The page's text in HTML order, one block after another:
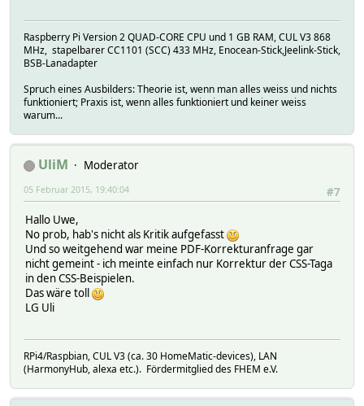
Raspberry Pi Version 2 QUAD-CORE CPU und 1 GB RAM, CUL V3 868
MHz, stapelbarer CC1101 (SCC) 433 MHz, Enocean-Stick,Jeelink-Stick,
BSB-Lanadapter
Spruch eines Ausbilders: Theorie ist, wenn man alles weiss und nichts
funktioniert; Praxis ist, wenn alles funktioniert und keiner weiss
warum...
UliM
Moderator
#7
05 Februar 2015, 19:40:04
Hallo Uwe,
No prob, hab's nicht als Kritik aufgefasst
Und so weitgehend war meine PDF-Korrekturanfrage gar
nicht gemeint - ich meinte einfach nur Korrektur der CSS-Taga
in den CSS-Beispielen.
Das wäre toll
LG Uli
RPi4/Raspbian, CUL V3 (ca. 30 HomeMatic-devices), LAN
(HarmonyHub, alexa etc.). Fördermitglied des FHEM e.V.